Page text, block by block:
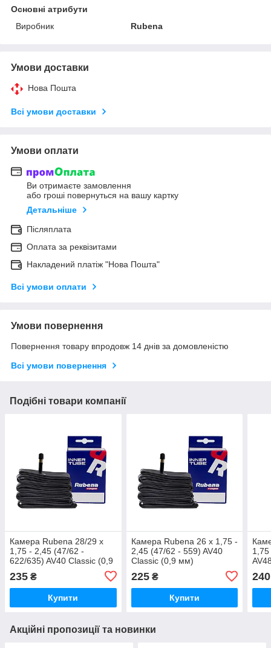
Основні атрибути
Виробник
Rubena
Умови доставки
Нова Пошта
Всі умови доставки
Умови оплати
Ви отримаєте замовлення
або гроші повернуться на вашу картку
Детальніше
Післяплата
Оплата за реквізитами
Накладений платіж "Нова Пошта"
Всі умови оплати
Умови повернення
Повернення товару впродовж 14 днів за домовленістю
Всі умови повернення
Подібні товари компанії
Камера Rubena 28/29 x
1,75 - 2,45 (47/62 -
622/635) AV40 Classic (0,9
235 ₴
Купити
Камера Rubena 26 x 1,75 -
2,45 (47/62 - 559) AV40
Classic (0,9 мм)
225₴
Купити
240
Акційні пропозиції та новинки